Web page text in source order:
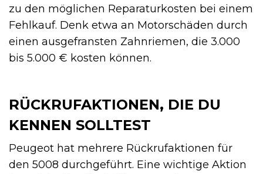
zu den möglichen Reparaturkosten bei einem
Fehlkauf. Denk etwa an Motorschäden durch
einen ausgefransten Zahnriemen, die 3.000
bis 5.000 € kosten können.
RÜCKRUFAKTIONEN, DIE DU
KENNEN SOLLTEST
Peugeot hat mehrere Rückrufaktionen für
den 5008 durchgeführt. Eine wichtige Aktion